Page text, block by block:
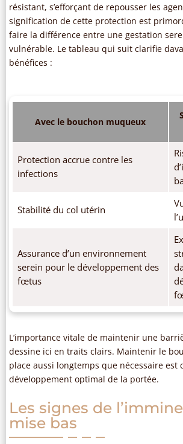
résistant, s’efforçant de repousser les
signification de cette protection est
faire la différence entre une gestation
vulnérable. Le tableau qui suit clarifie
bénéfices :
Avec le bouchon muqueux
Protection accrue contre les
infections
Stabilité du col utérin
Assurance d’un environnement
serein pour le développement des
fœtus
L’importance vitale de maintenir une
dessine ici en traits clairs. Maintenir le
place aussi longtemps que nécessaire est
développement optimal de la portée.
Les signes de
mise bas